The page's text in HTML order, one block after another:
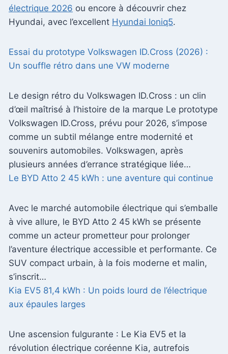
électrique 2026 ou encore à découvrir chez
Hyundai, avec l’excellent Hyundai Ioniq5.
Essai du prototype Volkswagen ID.Cross (2026) :
Un souffle rétro dans une VW moderne
Le design rétro du Volkswagen ID.Cross : un clin
d’œil maîtrisé à l’histoire de la marque Le prototype
Volkswagen ID.Cross, prévu pour 2026, s’impose
comme un subtil mélange entre modernité et
souvenirs automobiles. Volkswagen, après
plusieurs années d’errance stratégique liée…
Le BYD Atto 2 45 kWh : une aventure qui continue
Avec le marché automobile électrique qui s’emballe
à vive allure, le BYD Atto 2 45 kWh se présente
comme un acteur prometteur pour prolonger
l’aventure électrique accessible et performante. Ce
SUV compact urbain, à la fois moderne et malin,
s’inscrit…
Kia EV5 81,4 kWh : Un poids lourd de l’électrique
aux épaules larges
Une ascension fulgurante : Le Kia EV5 et la
révolution électrique coréenne Kia, autrefois